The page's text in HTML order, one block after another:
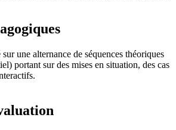
une alternance de séquences théoriques
portant sur des mises en situation, des cas